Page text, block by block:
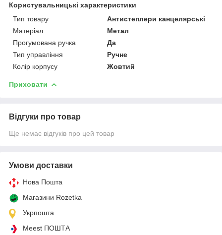
Користувальницькі характеристики
Тип товару
Антистеплери канцелярські
Матеріал
Метал
Прогумована ручка
Да
Тип управління
Ручне
Колір корпусу
Жовтий
Приховати
Відгуки про товар
Ще немає відгуків про цей товар
Умови доставки
Нова Пошта
Магазини Rozetka
Укрпошта
Meest ПОШТА